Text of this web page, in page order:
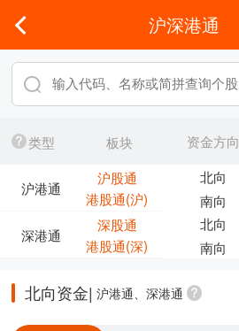
沪深港通
类型 板块
沪港通
沪股通
港股通(沪)
深港通
深股通
港股通(深)
资金方向
北向
南向
北向
南向
北向资金| 沪港通、深港通